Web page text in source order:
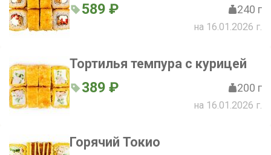
589 ₽ 240 г
на 16.01.2026 г.
Тортилья темпура с курицей
389 ₽ 200 г
на 16.01.2026 г.
Горячий Токио